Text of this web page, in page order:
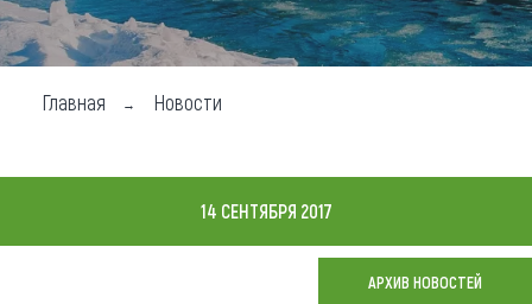
Где побывать
Чем заняться
Карта
Главная Новости
14 СЕНТЯБРЯ 2017
АРХИВ НОВОСТЕЙ